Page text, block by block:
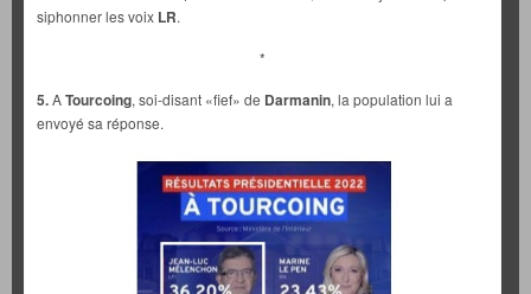
siphonner les voix LR.
*
5.ATourcoing, soi-disant «fief» de Darmanin, la population lui a
envoyé sa réponse.